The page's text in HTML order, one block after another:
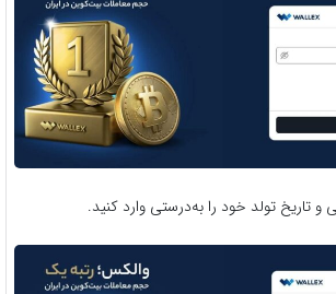
و تاریخ تولد خود را به‌درستی وارد کنید.